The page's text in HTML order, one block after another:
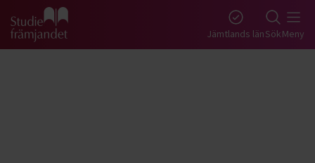
Gå till studiefrämjandets startsida Jämtlands länSökMeny